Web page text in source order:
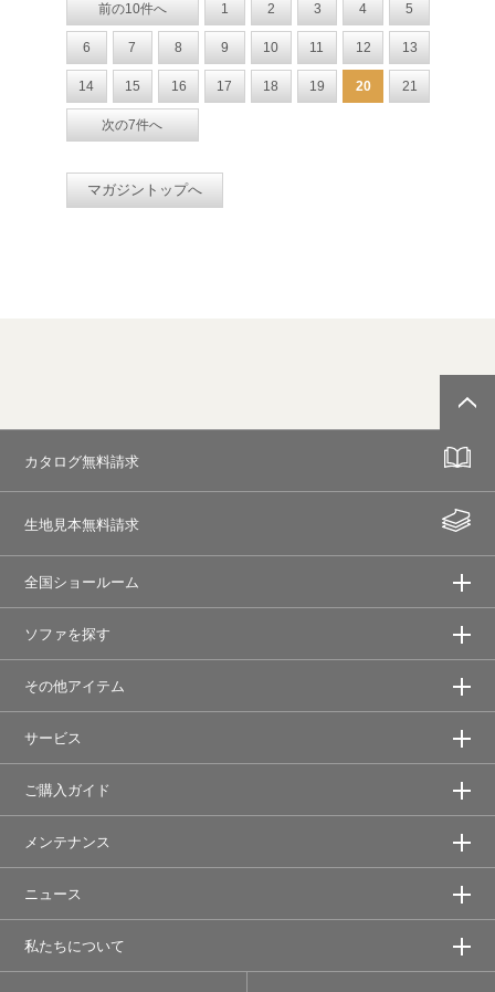
前の10件へ 1 2 3 4 5
6 7 8 9 10 11 12 13
14 15 16 17 18 19 20 21
次の7件へ
マガジントップへ
カタログ無料請求
生地見本無料請求
全国ショールーム
ソファを探す
その他アイテム
サービス
ご購入ガイド
メンテナンス
ニュース
私たちについて